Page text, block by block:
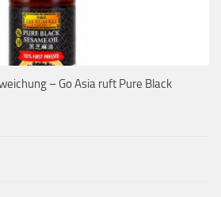
– Go Asia ruft Pure Black